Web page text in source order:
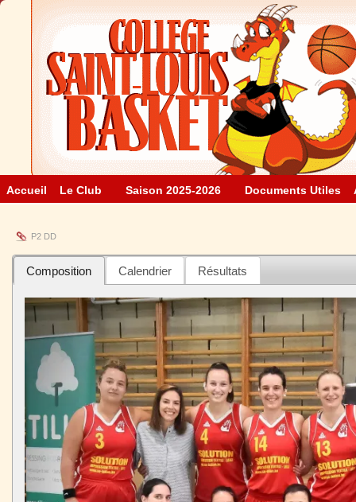
Accueil Le Club Saison 2025-2026 Documents Utiles
P2 DD
Composition Calendrier Résultats